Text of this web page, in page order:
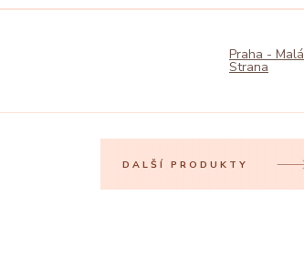
Praha - Malá
Strana
DALŠÍ PRODUKTY